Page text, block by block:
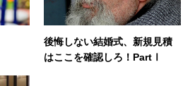
後悔しない結婚式、新規見積
はここを確認しろ！PartⅠ